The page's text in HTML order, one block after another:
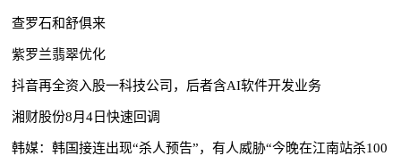
查罗石和舒俱来
紫罗兰翡翠优化
抖音再全资入股一科技公司，后者含AI软件开发业务
湘财股份8月4日快速回调
韩媒：韩国接连出现“杀人预告”，有人威胁“今晚在江南站杀100